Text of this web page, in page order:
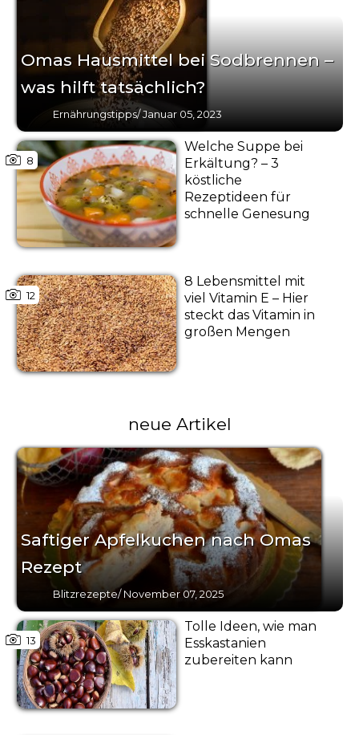
Omas Hausmittel bei Sodbrennen –
was hilft tatsächlich?
Ernährungstipps/Januar 05, 2023
8
Welche Suppe bei
Erkältung? – 3
köstliche
Rezeptideen für
schnelle Genesung
12
8 Lebensmittel mit
viel Vitamin E – Hier
steckt das Vitamin in
großen Mengen
neue Artikel
Saftiger Apfelkuchen nach Omas
Rezept
Blitzrezepte/November 07, 2025
13
Tolle Ideen, wie man
Esskastanien
zubereiten kann